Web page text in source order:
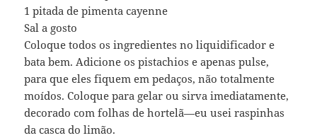
1 pitada de pimenta cayenne
Sal a gosto
Coloque todos os ingredientes no liquidificador e
bata bem. Adicione os pistachios e apenas pulse,
para que eles fiquem em pedaços, não totalmente
moídos. Coloque para gelar ou sirva imediatamente,
decorado com folhas de hortelã—eu usei raspinhas
da casca do limão.